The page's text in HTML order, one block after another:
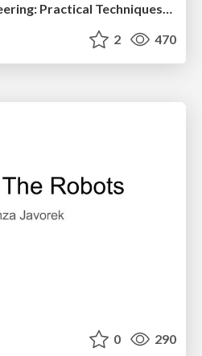
Gemini Prompt Engineering: Practical Techniques for Tangible AI Outcomes
2 470
0 290